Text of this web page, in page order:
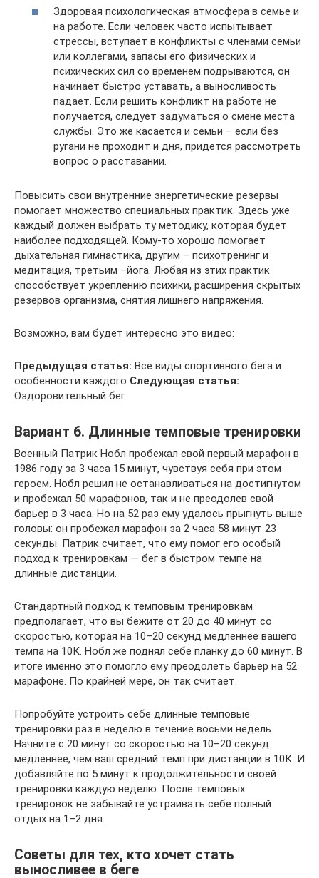
Здоровая психологическая атмосфера в семье и
на работе. Если человек часто испытывает
стрессы, вступает в конфликты с членами семьи
или коллегами, запасы его физических и
психических сил со временем подрываются, он
начинает быстро уставать, а выносливость
падает. Если решить конфликт на работе не
получается, следует задуматься о смене места
службы. Это же касается и семьи – если без
ругани не проходит и дня, придется рассмотреть
вопрос о расставании.
Повысить свои внутренние энергетические резервы
помогает множество специальных практик. Здесь уже
каждый должен выбрать ту методику, которая будет
наиболее подходящей. Кому-то хорошо помогает
дыхательная гимнастика, другим – психотренинг и
медитация, третьим –йога. Любая из этих практик
способствует укреплению психики, расширения скрытых
резервов организма, снятия лишнего напряжения.
Возможно, вам будет интересно это видео:
Предыдущая статья: Все виды спортивного бега и
особенности каждого Следующая статья:
Оздоровительный бег
Вариант 6. Длинные темповые тренировки
Военный Патрик Нобл пробежал свой первый марафон в
1986 году за 3 часа 15 минут, чувствуя себя при этом
героем. Нобл решил не останавливаться на достигнутом
и пробежал 50 марафонов, так и не преодолев свой
барьер в 3 часа. Но на 52 раз ему удалось прыгнуть выше
головы: он пробежал марафон за 2 часа 58 минут 23
секунды. Патрик считает, что ему помог его особый
подход к тренировкам — бег в быстром темпе на
длинные дистанции.
Стандартный подход к темповым тренировкам
предполагает, что вы бежите от 20 до 40 минут со
скоростью, которая на 10–20 секунд медленнее вашего
темпа на 10К. Нобл же поднял себе планку до 60 минут. В
итоге именно это помогло ему преодолеть барьер на 52
марафоне. По крайней мере, он так считает.
Попробуйте устроить себе длинные темповые
тренировки раз в неделю в течение восьми недель.
Начните с 20 минут со скоростью на 10–20 секунд
медленнее, чем ваш средний темп при дистанции в 10К. И
добавляйте по 5 минут к продолжительности своей
тренировки каждую неделю. После темповых
тренировок не забывайте устраивать себе полный
отдых на 1–2 дня.
Советы для тех, кто хочет стать
выносливее в беге